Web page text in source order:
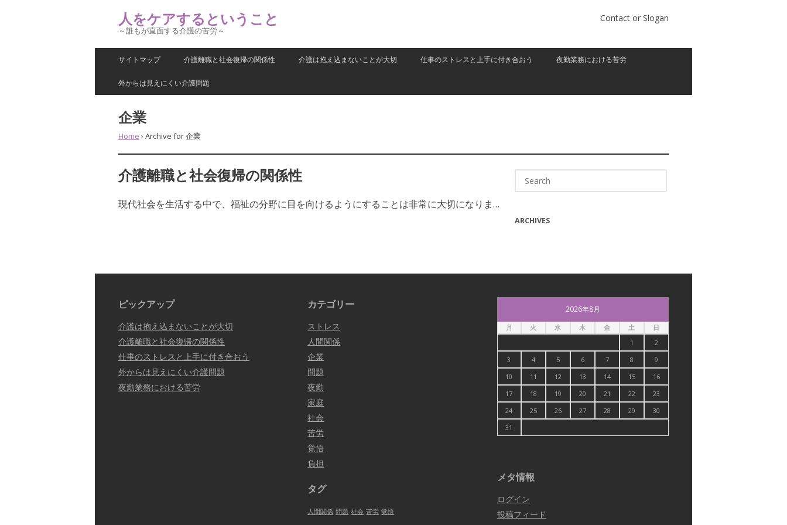
人をケアするということ
～誰もが直面する介護の苦労～
Contact or Slogan
サイトマップ 介護離職と社会復帰の関係性 介護は抱え込まないことが大切 仕事のストレスと上手に付き合おう 夜勤業務における苦労
外からは見えにくい介護問題
企業
Home › Archive for 企業
介護離職と社会復帰の関係性
現代社会を生活する中で、福祉の分野に目を向けるようにすることは非常に大切になりま…
for:
ARCHIVES
ピックアップ
介護は抱え込まないことが大切
介護離職と社会復帰の関係性
仕事のストレスと上手に付き合おう
外からは見えにくい介護問題
夜勤業務における苦労
カテゴリー
ストレス
人間関係
企業
問題
夜勤
家庭
社会
苦労
覚悟
負担
タグ
人間関係 問題 社会 苦労 覚悟
2026年8月
月 火 水 木 金 土
日
1
2
3
4 5 6 7 8
9
10
11 12 13 14 15
16
17
18 19 20 21 22
23
24
25 26 27 28 29
30
31
メタ情報
ログイン
投稿フィード